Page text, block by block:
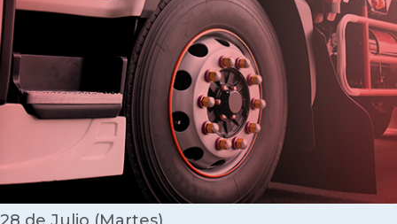
28 de Julio (Martes)